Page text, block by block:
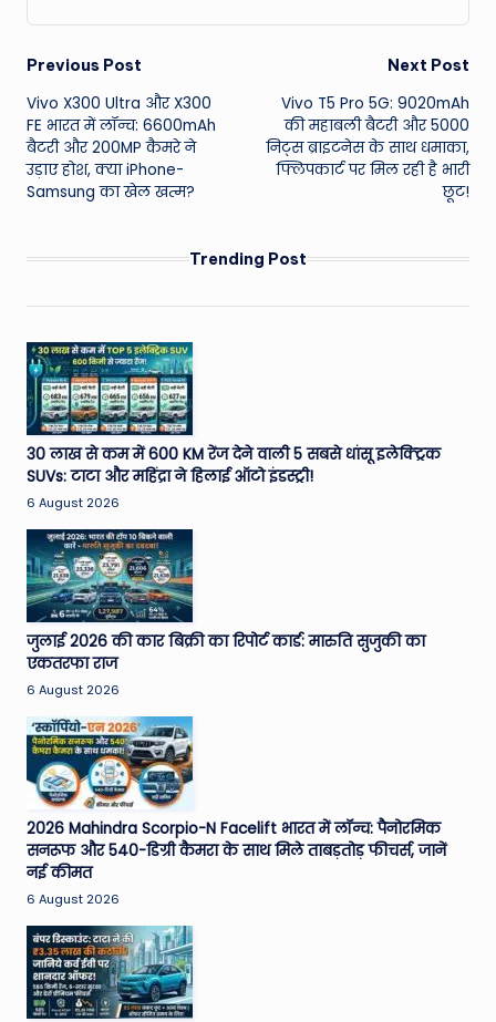
Post
navigation
Previous Post
Vivo X300 Ultra और X300
FE भारत में लॉन्च: 6600mAh
बैटरी और 200MP कैमरे ने
उड़ाए होश, क्या iPhone-
Samsung का खेल खत्म?
Next Post
Vivo T5 Pro 5G: 9020mAh
की महाबली बैटरी और 5000
निट्स ब्राइटनेस के साथ धमाका,
फ्लिपकार्ट पर मिल रही है भारी
छूट!
Trending Post
30 लाख से कम में 600 KM रेंज देने वाली 5 सबसे धांसू इलेक्ट्रिक
SUVs: टाटा और महिंद्रा ने हिलाई ऑटो इंडस्ट्री!
6 August 2026
जुलाई 2026 की कार बिक्री का रिपोर्ट कार्ड: मारुति सुजुकी का
एकतरफा राज
6 August 2026
2026 Mahindra Scorpio-N Facelift भारत में लॉन्च: पैनोरमिक
सनरूफ और 540-डिग्री कैमरा के साथ मिले ताबड़तोड़ फीचर्स, जानें
नई कीमत
6 August 2026